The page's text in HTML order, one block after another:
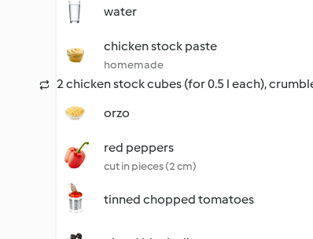
water
chicken stock paste
homemade
2 chicken stock cubes (for 0.5 l each),
orzo
red peppers
cut in pieces (2 cm)
tinned chopped tomatoes